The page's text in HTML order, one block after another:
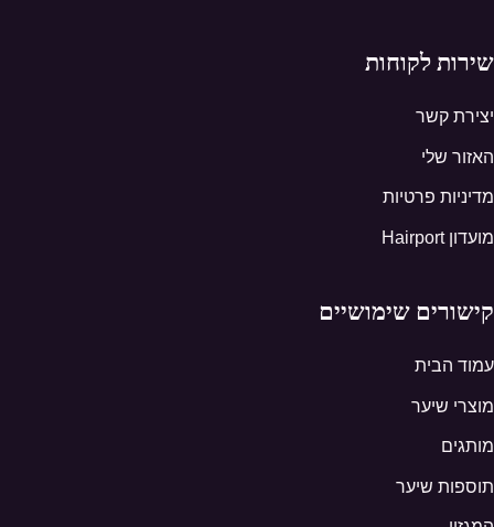
שירות לקוחות
יצירת קשר
האזור שלי
מדיניות פרטיות
מועדון Hairport
קישורים שימושיים
עמוד הבית
מוצרי שיער
מותגים
תוספות שיער